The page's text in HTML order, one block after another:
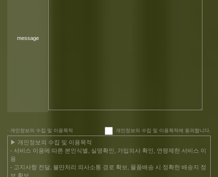
message
· 개인정보의 수집 및 이용목적 개인정보의 수집 및 이용목적에 동의합니다.